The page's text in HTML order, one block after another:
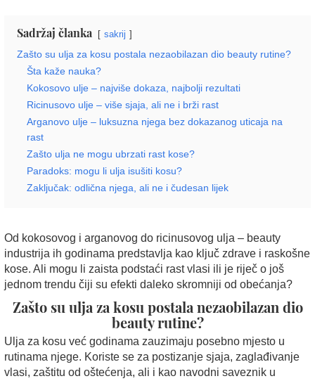
Sadržaj članka sakrij
Zašto su ulja za kosu postala nezaobilazan dio beauty rutine?
Šta kaže nauka?
Kokosovo ulje – najviše dokaza, najbolji rezultati
Ricinusovo ulje – više sjaja, ali ne i brži rast
Arganovo ulje – luksuzna njega bez dokazanog uticaja na
rast
Zašto ulja ne mogu ubrzati rast kose?
Paradoks: mogu li ulja isušiti kosu?
Zaključak: odlična njega, ali ne i čudesan lijek
Od kokosovog i arganovog do ricinusovog ulja – beauty
industrija ih godinama predstavlja kao ključ zdrave i raskošne
kose. Ali mogu li zaista podstaći rast vlasi ili je riječ o još
jednom trendu čiji su efekti daleko skromniji od obećanja?
Zašto su ulja za kosu postala nezaobilazan dio
beauty rutine?
Ulja za kosu već godinama zauzimaju posebno mjesto u
rutinama njege. Koriste se za postizanje sjaja, zaglađivanje
vlasi, zaštitu od oštećenja, ali i kao navodni saveznik u